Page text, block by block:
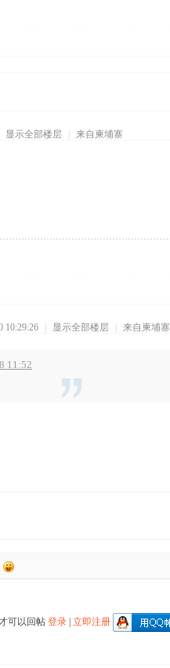
显示全部楼层 来自柬埔寨
10:29:26 显示全部楼层 来自柬埔寨
11:52
可以回帖 登录| 立即注册